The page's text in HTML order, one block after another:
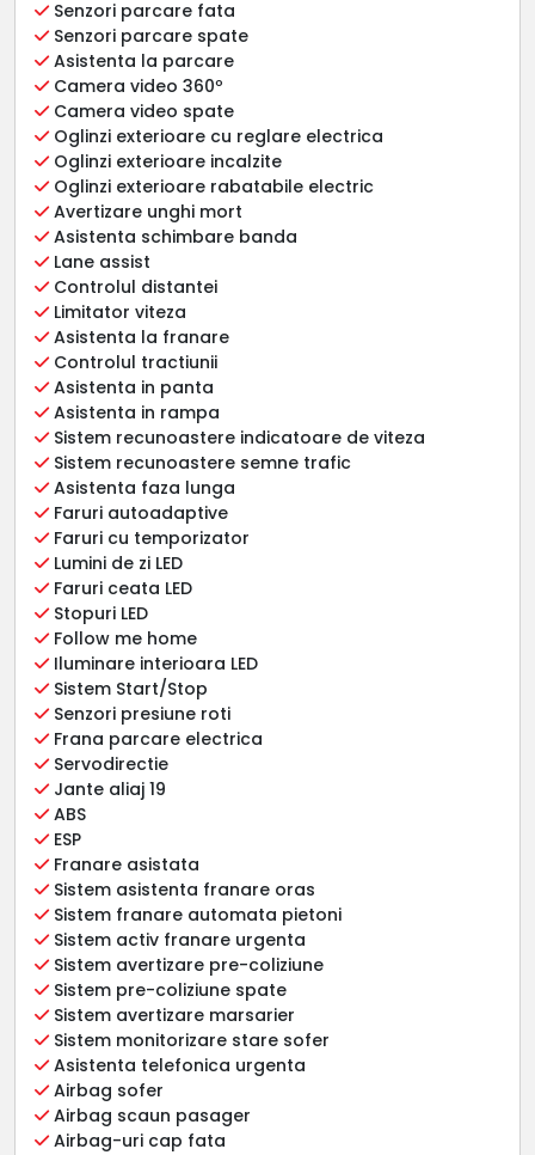
Senzori parcare fata
Senzori parcare spate
Asistenta la parcare
Camera video 360º
Camera video spate
Oglinzi exterioare cu reglare electrica
Oglinzi exterioare incalzite
Oglinzi exterioare rabatabile electric
Avertizare unghi mort
Asistenta schimbare banda
Lane assist
Controlul distantei
Limitator viteza
Asistenta la franare
Controlul tractiunii
Asistenta in panta
Asistenta in rampa
Sistem recunoastere indicatoare de viteza
Sistem recunoastere semne trafic
Asistenta faza lunga
Faruri autoadaptive
Faruri cu temporizator
Lumini de zi LED
Faruri ceata LED
Stopuri LED
Follow me home
Iluminare interioara LED
Sistem Start/Stop
Senzori presiune roti
Frana parcare electrica
Servodirectie
Jante aliaj 19
ABS
ESP
Franare asistata
Sistem asistenta franare oras
Sistem franare automata pietoni
Sistem activ franare urgenta
Sistem avertizare pre-coliziune
Sistem pre-coliziune spate
Sistem avertizare marsarier
Sistem monitorizare stare sofer
Asistenta telefonica urgenta
Airbag sofer
Airbag scaun pasager
Airbag-uri cap fata